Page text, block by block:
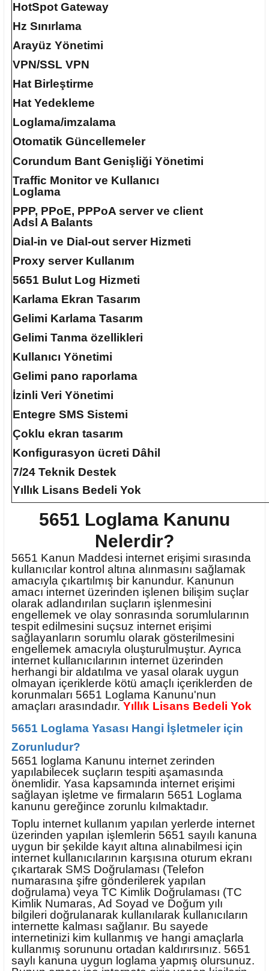
HotSpot Gateway
Hz Sınırlama
Arayüz Yönetimi
VPN/SSL VPN
Hat Birleştirme
Hat Yedekleme
Loglama/imzalama
Otomatik Güncellemeler
Corundum Bant Genişliği Yönetimi
Traffic Monitor ve Kullanıcı
Loglama
PPP, PPoE, PPPoA server ve client
Adsl A Balants
Dial-in ve Dial-out server Hizmeti
Proxy server Kullanım
5651 Bulut Log Hizmeti
Karlama Ekran Tasarım
Gelimi Karlama Tasarım
Gelimi Tanma özellikleri
Kullanıcı Yönetimi
Gelimi pano raporlama
İzinli Veri Yönetimi
Entegre SMS Sistemi
Çoklu ekran tasarım
Konfigurasyon ücreti Dâhil
7/24 Teknik Destek
Yıllık Lisans Bedeli Yok
5651 Loglama Kanunu
Nelerdir?
5651 Kanun Maddesi internet erişimi sırasında
kullanıcılar kontrol altına alınmasını sağlamak
amacıyla çıkartılmış bir kanundur. Kanunun
amacı internet üzerinden işlenen bilişim suçlar
olarak adlandırılan suçların işlenmesini
engellemek ve olay sonrasında sorumlularının
tespit edilmesini suçsuz internet erişimi
sağlayanların sorumlu olarak gösterilmesini
engellemek amacıyla oluşturulmuştur. Ayrıca
internet kullanıcılarının internet üzerinden
herhangi bir aldatılma ve yasal olarak uygun
olmayan içeriklerde kötü amaçlı içeriklerden de
korunmaları 5651 Loglama Kanunu'nun
amaçları arasındadır. Yıllık Lisans Bedeli Yok
5651 Loglama Yasası Hangi İşletmeler için
Zorunludur?
5651 loglama Kanunu internet zerinden
yapılabilecek suçların tespiti aşamasında
önemlidir. Yasa kapsamında internet erişimi
sağlayan işletme ve firmaların 5651 Loglama
kanunu gereğince zorunlu kılmaktadır.
Toplu internet kullanım yapılan yerlerde internet
üzerinden yapılan işlemlerin 5651 sayılı kanuna
uygun bir şekilde kayıt altına alınabilmesi için
internet kullanıcılarının karşısına oturum ekranı
çıkartarak SMS Doğrulaması (Telefon
numarasına şifre gönderilerek yapılan
doğrulama) veya TC Kimlik Doğrulaması (TC
Kimlik Numaras, Ad Soyad ve Doğum yılı
bilgileri doğrulanarak kullanılarak kullanıcıların
internette kalması sağlanır. Bu sayede
internetinizi kim kullanmış ve hangi amaçlarla
kullanmış sorununu ortadan kaldırırsınız. 5651
saylı kanuna uygun loglama yapmış olursunuz.